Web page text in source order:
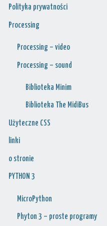
Polityka prywatności
Processing
Processing – video
Processing – sound
Biblioteka Minim
Biblioteka The MidiBus
Użyteczne CSS
linki
o stronie
PYTHON 3
MicroPython
Phyton 3 – proste programy